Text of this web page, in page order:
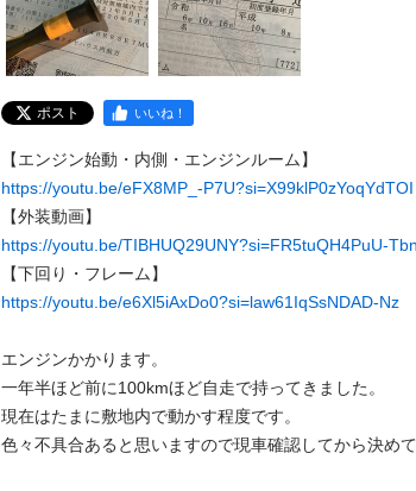
ポスト いいね！
https://youtu.be/eFX8MP_-P7U?si=X99klP0zYoqYdTOI
https://youtu.be/TIBHUQ29UNY?si=FR5tuQH4PuU-
https://youtu.be/e6Xl5iAxDo0?si=law61IqSsNDAD-Nz
エンジンかかります。
一年半ほど前に100kmほど自走で持ってきました。
現在はたまに敷地内で動かす程度です。
色々不具合あると思いますので現車確認してから決めて